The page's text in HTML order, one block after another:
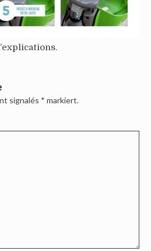
signalés * markiert.